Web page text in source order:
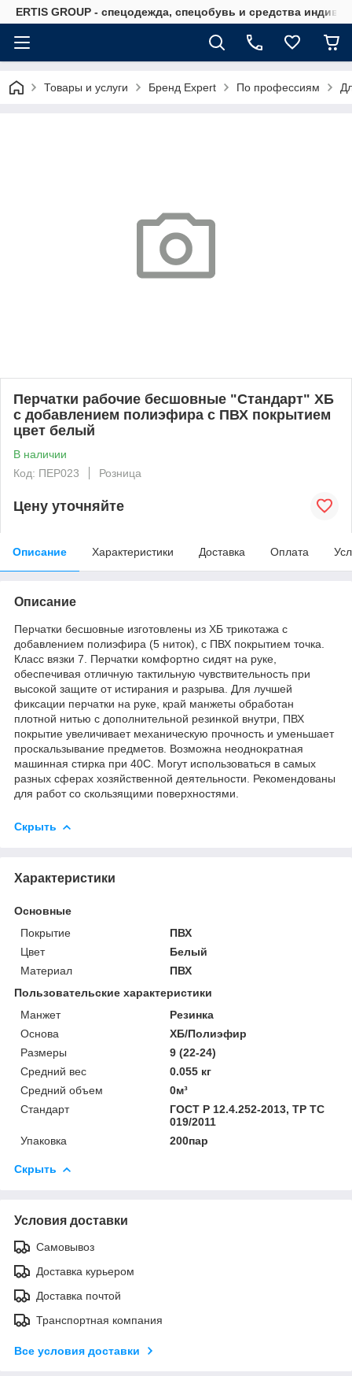
ERTIS GROUP - спецодежда, спецобувь и средства
Товары и услуги Бренд Expert По профессиям
Перчатки рабочие бесшовные "Стандарт" ХБ
с добавлением полиэфира с ПВХ покрытием
цвет белый
В наличии
Код: ПЕР023
Розница
Цену уточняйте
Описание Характеристики Доставка Оплата
Описание
Перчатки бесшовные изготовлены из ХБ трикотажа с
добавлением полиэфира (5 ниток), с ПВХ покрытием точка.
Класс вязки 7. Перчатки комфортно сидят на руке,
обеспечивая отличную тактильную чувствительность при
высокой защите от истирания и разрыва. Для лучшей
фиксации перчатки на руке, край манжеты обработан
плотной нитью с дополнительной резинкой внутри, ПВХ
покрытие увеличивает механическую прочность и уменьшает
проскальзывание предметов. Возможна неоднократная
машинная стирка при 40С. Могут использоваться в самых
разных сферах хозяйственной деятельности. Рекомендованы
для работ со скользящими поверхностями.
Скрыть
Характеристики
Основные
Покрытие
ПВХ
Цвет
Белый
Материал
ПВХ
Пользовательские характеристики
Манжет
Резинка
Основа
ХБ/Полиэфир
Размеры
9 (22-24)
Средний вес
0.055 кг
Средний объем
0м³
Стандарт
ГОСТ Р 12.4.252-2013, ТР ТС
019/2011
Упаковка
200пар
Скрыть
Условия доставки
Самовывоз
Доставка курьером
Доставка почтой
Транспортная компания
Все условия доставки